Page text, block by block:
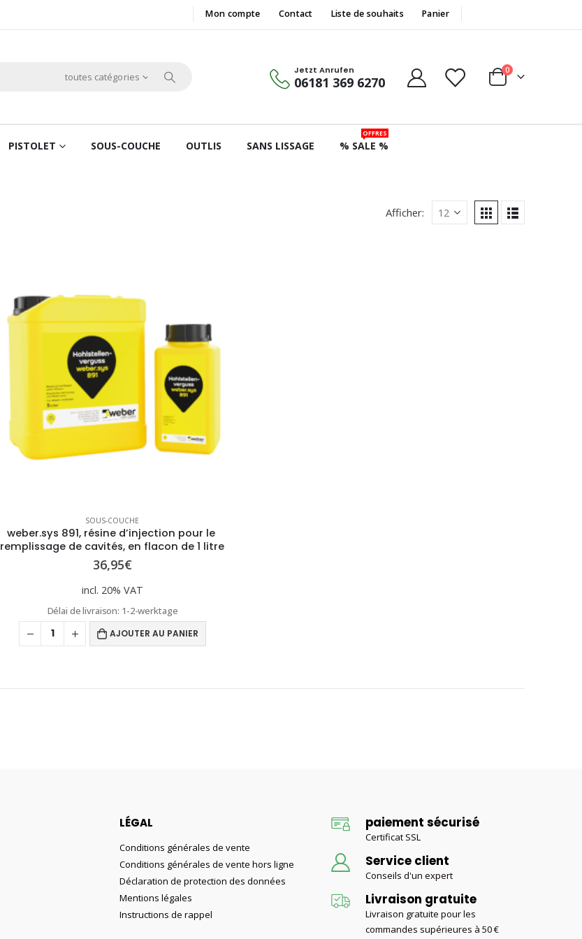
Mon compte Contact Liste de souhaits Panier
toutes catégories
Jetzt Anrufen
06181 369 6270
0
PISTOLET SOUS-COUCHE OUTLIS SANS LISSAGE % SALE %
OFFRES
Afficher:
SOUS-COUCHE
weber.sys 891, résine d’injection pour le
remplissage de cavités, en flacon de 1 litre
36,95€
incl. 20% VAT
Délai de livraison: 1-2-werktage
AJOUTER AU PANIER
LÉGAL
Conditions générales de vente
Conditions générales de vente hors ligne
Déclaration de protection des données
Mentions légales
Instructions de rappel
paiement sécurisé
Certificat SSL
Service client
Conseils d'un expert
Livraison gratuite
Livraison gratuite pour les
commandes supérieures à 50 €